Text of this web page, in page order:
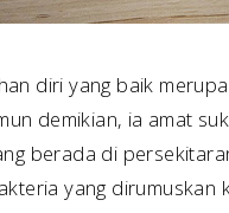
diri yang baik
demikian, ia amat
berada di
yang dirumuskan